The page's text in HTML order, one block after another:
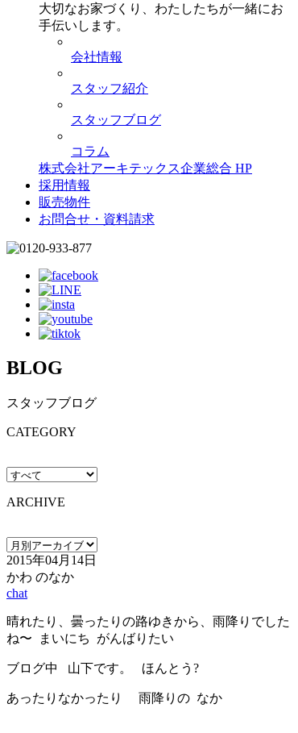
大切なお家づくり、わたしたちが一緒にお
手伝いします。
会社情報
スタッフ紹介
スタッフブログ
コラム
株式会社アーキテックス企業総合 HP
採用情報
販売物件
お問合せ・資料請求
BLOG
スタッフブログ
CATEGORY
ARCHIVE
2015年04月14日
かわ のなか
chat
晴れたり、曇ったりの路ゆきから、雨降りでした
ね〜 まいにち がんばりたい
ブログ中 山下です。 ほんとう?
あったりなかったり 雨降りの なか